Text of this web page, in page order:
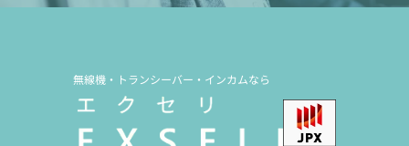
無線機・トランシーバー・インカムなら